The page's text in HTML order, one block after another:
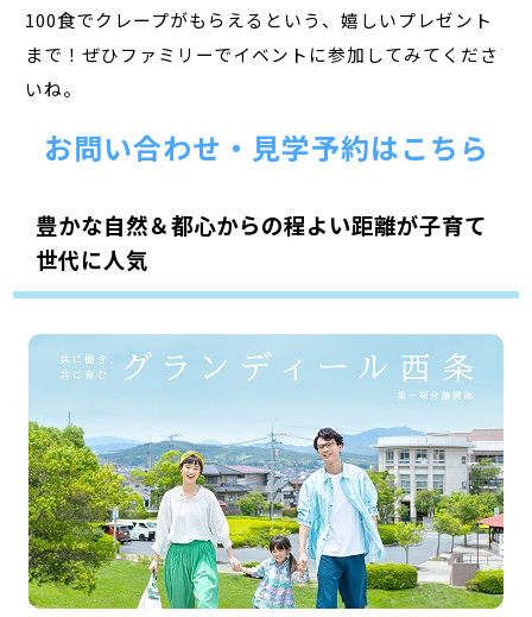
100食でクレープがもらえるという、嬉しいプレゼント
まで！ぜひファミリーでイベントに参加してみてくださ
いね。
お問い合わせ・見学予約はこちら
豊かな自然＆都心からの程よい距離が子育て
世代に人気